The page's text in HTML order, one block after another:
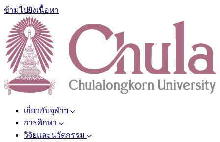
ข้ามไปยังเนื้อหา
เกี่ยวกับจุฬาฯ
การศึกษา
วิจัยและนวัตกรรม